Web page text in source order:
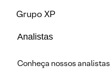
Grupo XP
Analistas
Conheça nossos analistas